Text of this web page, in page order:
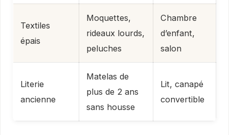
Textiles
épais
Moquettes,
rideaux lourds,
peluches
Chambre
d’enfant,
salon
Literie
ancienne
Matelas de
plus de 2 ans
sans housse
Lit, canapé
convertible